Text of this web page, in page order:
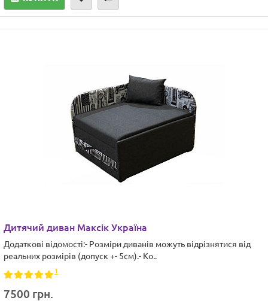
Дитячий диван Максік Україна
Додаткові відомості:- Розміри диванів можуть відрізнятися від
реальних розмірів (допуск +- 5см).- Ко..
1
7500 грн.